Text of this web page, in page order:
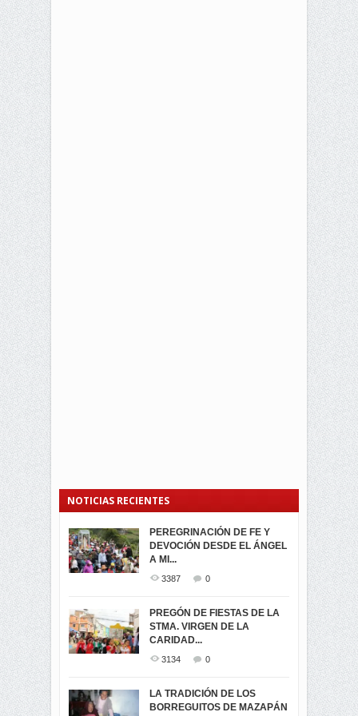
NOTICIAS RECIENTES
PEREGRINACIÓN DE FE Y
DEVOCIÓN DESDE EL ÁNGEL
A MI...
3387 0
PREGÓN DE FIESTAS DE LA
STMA. VIRGEN DE LA
CARIDAD...
3134 0
LA TRADICIÓN DE LOS
BORREGUITOS DE MAZAPÁN
PROCESIÓN DE LA VIRGEN
DE LA CARIDAD 2024
3058
-ENCENDIDO DEL ARBOL DE
...
MIRA
SEGUNDA VUELTA
ELECCIONES
PRESIDENCIALES 2023 EN
M...
ELECCION CRUCIAL:
SEGUNDA VUELTA
PRESIDENCIAL EL 1...
VIRTUALES ASAMBLEISTAS